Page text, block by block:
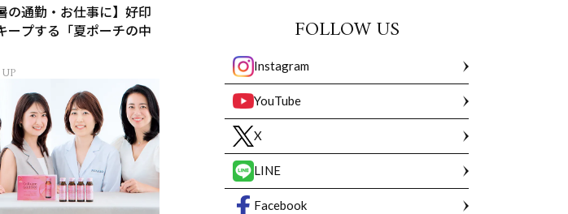
の通勤・お仕事に】好印
ープする「夏ポーチの中
FOLLOW US
Instagram
YouTube
X
LINE
Facebook